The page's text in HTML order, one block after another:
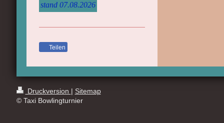
stand 07.08.2026
Teilen
Druckversion | Sitemap
© Taxi Bowlingturnier